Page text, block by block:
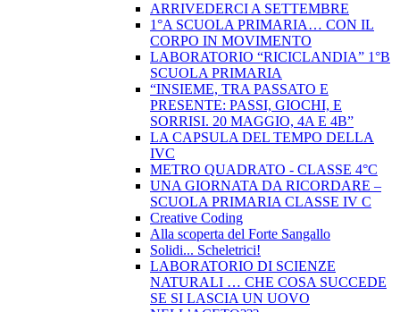
ARRIVEDERCI A SETTEMBRE
1°A SCUOLA PRIMARIA… CON IL
CORPO IN MOVIMENTO
LABORATORIO “RICICLANDIA” 1°B
SCUOLA PRIMARIA
“INSIEME, TRA PASSATO E
PRESENTE: PASSI, GIOCHI, E
SORRISI. 20 MAGGIO, 4A E 4B”
LA CAPSULA DEL TEMPO DELLA
IVC
METRO QUADRATO - CLASSE 4°C
UNA GIORNATA DA RICORDARE –
SCUOLA PRIMARIA CLASSE IV C
Creative Coding
Alla scoperta del Forte Sangallo
Solidi... Scheletrici!
LABORATORIO DI SCIENZE
NATURALI … CHE COSA SUCCEDE
SE SI LASCIA UN UOVO